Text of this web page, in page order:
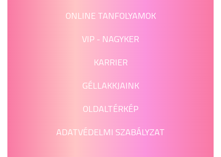
ONLINE TANFOLYAMOK
VIP - NAGYKER
KARRIER
GÉLLAKKJAINK
OLDALTÉRKÉP
ADATVÉDELMI SZABÁLYZAT